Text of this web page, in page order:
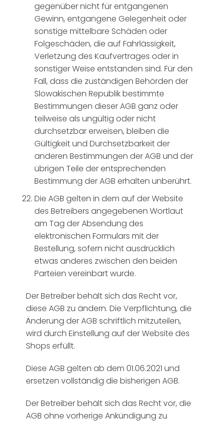
gegenüber nicht für entgangenen
Gewinn, entgangene Gelegenheit oder
sonstige mittelbare Schäden oder
Folgeschäden, die auf Fahrlässigkeit,
Verletzung des Kaufvertrages oder in
sonstiger Weise entstanden sind. Für den
Fall, dass die zuständigen Behörden der
Slowakischen Republik bestimmte
Bestimmungen dieser AGB ganz oder
teilweise als ungültig oder nicht
durchsetzbar erweisen, bleiben die
Gültigkeit und Durchsetzbarkeit der
anderen Bestimmungen der AGB und der
übrigen Teile der entsprechenden
Bestimmung der AGB erhalten unberührt.
Die AGB gelten in dem auf der Website
des Betreibers angegebenen Wortlaut
am Tag der Absendung des
elektronischen Formulars mit der
Bestellung, sofern nicht ausdrücklich
etwas anderes zwischen den beiden
Parteien vereinbart wurde.
Der Betreiber behält sich das Recht vor,
diese AGB zu ändern. Die Verpflichtung, die
Änderung der AGB schriftlich mitzuteilen,
wird durch Einstellung auf der Website des
Shops erfüllt.
Diese AGB gelten ab dem 01.06.2021 und
ersetzen vollständig die bisherigen AGB.
Der Betreiber behält sich das Recht vor, die
AGB ohne vorherige Ankündigung zu